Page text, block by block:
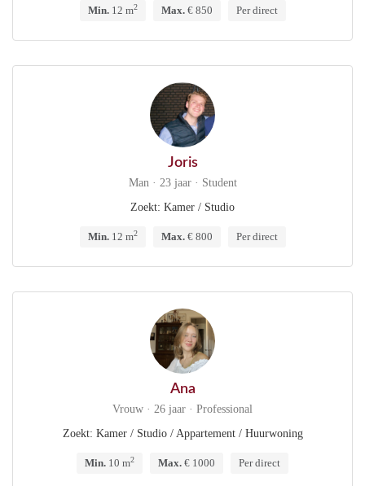
Min.12 m2 Max.€ 850 Per direct
Joris
Man · 23 jaar · Student
Zoekt: Kamer / Studio
Min.12 m2 Max.€ 800 Per direct
Ana
Vrouw · 26 jaar · Professional
Zoekt: Kamer / Studio / Appartement / Huurwoning
Min. 10 m2 Max. € 1000 Per direct